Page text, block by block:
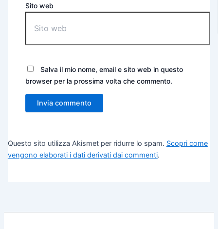
Sito web
Salva il mio nome, email e sito web in questo
browser per la prossima volta che commento.
Questo sito utilizza Akismet per ridurre lo spam. Scopri come
vengono elaborati i dati derivati dai commenti.